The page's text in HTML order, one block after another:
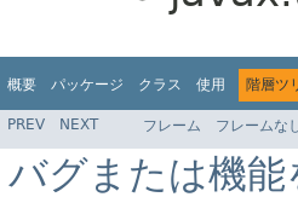
概要 パッケージ クラス 使用 階層ツ
PREV NEXT フレーム フレームな
バグまたは機能